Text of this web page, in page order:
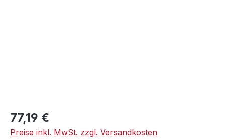
Regulärer Preis:
77,19 €
Preise inkl. MwSt. zzgl. Versandkosten